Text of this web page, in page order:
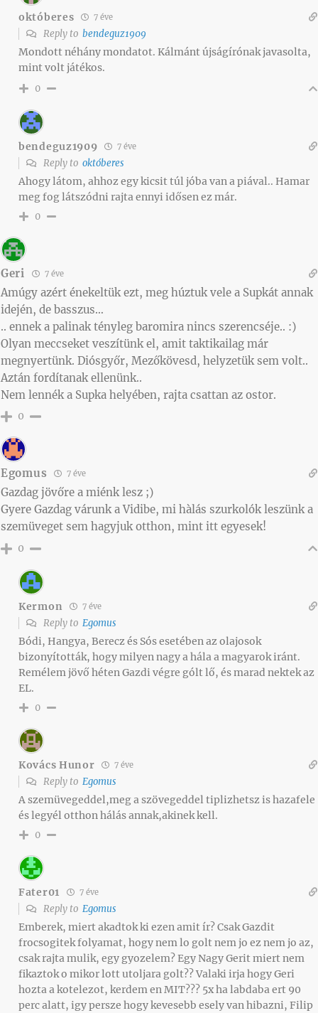
októberes 7 éve
Reply to bendeguz1909
Mondott néhány mondatot. Kálmánt újságírónak javasolta,
mint volt játékos.
0
bendeguz1909 7 éve
Reply to októberes
Ahogy látom, ahhoz egy kicsit túl jóba van a piával.. Hamar
meg fog látszódni rajta ennyi idősen ez már.
0
Geri 7 éve
Amúgy azért énekeltük ezt, meg húztuk vele a Supkát annak
idején, de basszus…
.. ennek a palinak tényleg baromira nincs szerencséje.. :)
Olyan meccseket veszítünk el, amit taktikailag már
megnyertünk. Diósgyőr, Mezőkövesd, helyzetük sem volt..
Aztán fordítanak ellenünk..
Nem lennék a Supka helyében, rajta csattan az ostor.
0
Egomus 7 éve
Gazdag jövőre a miénk lesz ;)
Gyere Gazdag várunk a Vidibe, mi hàlás szurkolók leszünk a
szemüveget sem hagyjuk otthon, mint itt egyesek!
0
Kermon 7 éve
Reply to Egomus
Bódi, Hangya, Berecz és Sós esetében az olajosok
bizonyították, hogy milyen nagy a hála a magyarok iránt.
Remélem jövő héten Gazdi végre gólt lő, és marad nektek az
EL.
0
Kovács Hunor 7 éve
Reply to Egomus
A szemüvegeddel,meg a szövegeddel tiplizhetsz is hazafele
és legyél otthon hálás annak,akinek kell.
0
Fater01 7 éve
Reply to Egomus
Emberek, miert akadtok ki ezen amit ír? Csak Gazdit
frocsogitek folyamat, hogy nem lo golt nem jo ez nem jo az,
csak rajta mulik, egy gyozelem? Egy Nagy Gerit miert nem
fikaztok o mikor lott utoljara golt?? Valaki irja hogy Geri
hozta a kotelezot, kerdem en MIT??? 5x ha labdaba ert 90
perc alatt, igy persze hogy kevesebb esely van hibazni, Filip